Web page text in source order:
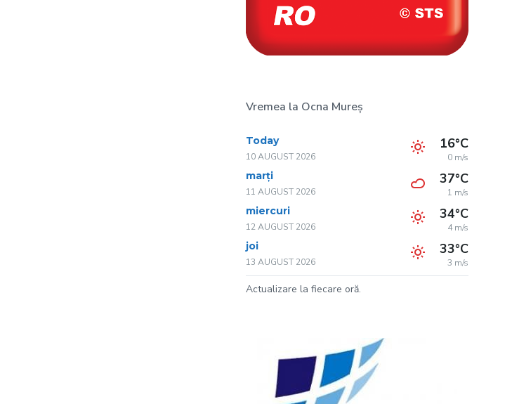
Vremea la Ocna Mureș
Today
10 AUGUST 2026
16°C
0 m/s
marți
11 AUGUST 2026
37°C
1 m/s
miercuri
12 AUGUST 2026
34°C
4 m/s
joi
13 AUGUST 2026
33°C
3 m/s
Actualizare la fiecare oră.